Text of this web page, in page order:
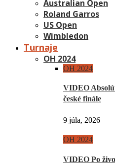
Australian Open
Roland Garros
US Open
Wimbledon
Turnaje
OH 2024
OH 2024
VIDEO
české finále
9 júla, 2026
OH 2024
VIDEO Po